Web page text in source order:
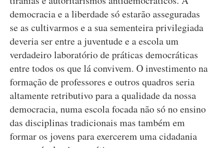
democracia e a liberdade só estarão asseguradas
se as cultivarmos e a sua sementeira privilegiada
deveria ser entre a juventude e a escola um
verdadeiro laboratório de práticas democráticas
entre todos os que lá convivem. O investimento na
formação de professores e outros quadros seria
altamente retributivo para a qualidade da nossa
democracia, numa escola focada não só no ensino
das disciplinas tradicionais mas também em
formar os jovens para exercerem uma cidadania